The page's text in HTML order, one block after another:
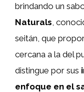
brindando un
Naturals,
seitán, que
cercana a la del
distingue por sus
enfoque en el